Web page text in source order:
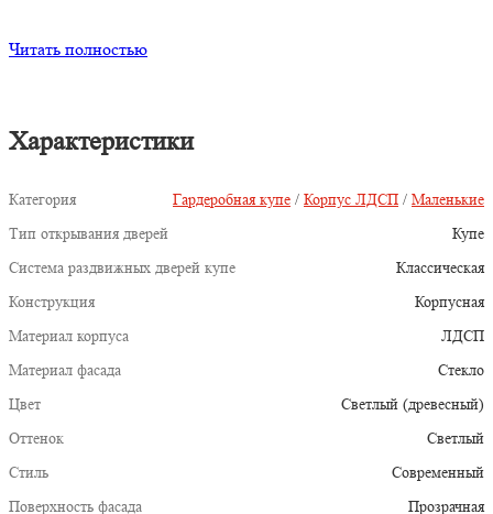
Читать полностью
Характеристики
Категория Гардеробная купе / Корпус ЛДСП / Маленькие
Тип открывания дверей
Купе
Система раздвижных дверей купе
Классическая
Конструкция
Корпусная
Материал корпуса
ЛДСП
Материал фасада
Стекло
Цвет
Светлый (древесный)
Оттенок
Светлый
Стиль
Современный
Поверхность фасада
Прозрачная